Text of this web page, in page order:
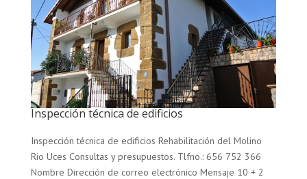
Inspección técnica de edificios
Inspección técnica de edificios Rehabilitación del Molino
Rio Uces Consultas y presupuestos. Tlfno.: 656 752 366
Nombre Dirección de correo electrónico Mensaje 10 + 2